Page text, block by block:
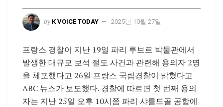
by K VOICE TODAY 2025년 10월 27일
프랑스 경찰이 지난 19일 파리 루브르 박물관에서
발생한 대규모 보석 절도 사건과 관련해 용의자 2명
을 체포했다고 26일 프랑스 국립경찰이 밝혔다고
ABC 뉴스가 보도했다. 경찰에 따르면 첫 번째 용의
자는 지난 25일 오후 10시쯤 파리 샤를드골 공항에